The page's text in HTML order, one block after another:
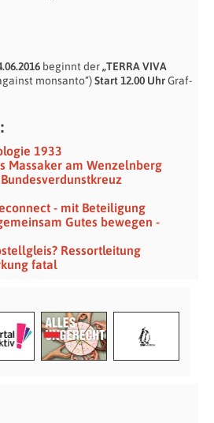
beginnt der„TERRA VIVA
monsanto“)Start 12.00 UhrGraf-
1933
Massaker am Wenzelnberg
- mit Beteiligung
Gutes bewegen -
Ressortleitung
fatal